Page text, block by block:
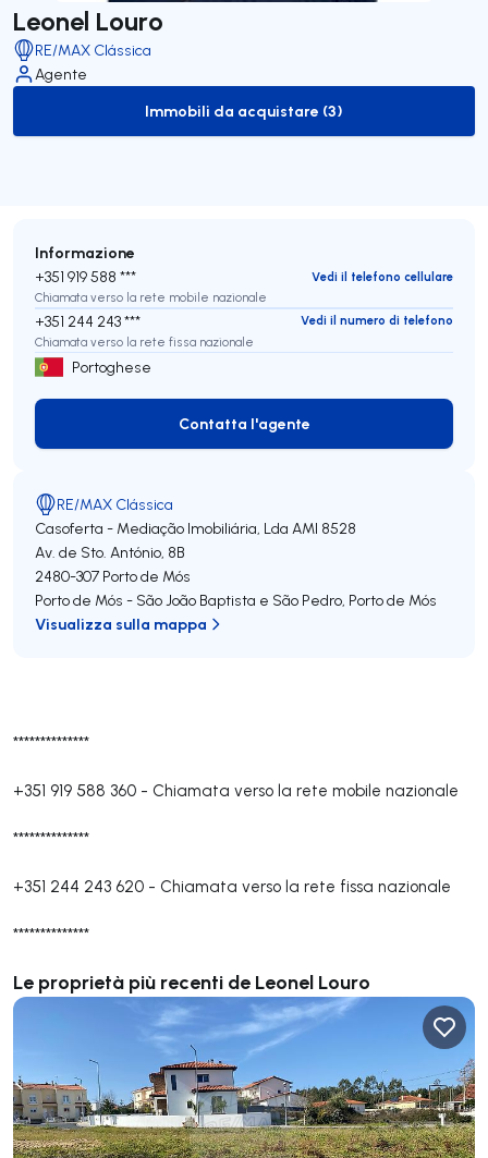
Leonel Louro
RE/MAX Clássica
Agente
to-buy-listing
Immobili da acquistare (3)
**************
+351 919 588 360 - Chiamata verso la rete mobile nazionale
**************
+351 244 243 620 - Chiamata verso la rete fissa nazionale
**************
Le proprietà più recenti de Leonel Louro
Informazione
+351 919 588 ***
Vedi il telefono cellulare
Chiamata verso la rete mobile nazionale
+351 244 243 ***
Vedi il numero di telefono
Chiamata verso la rete fissa nazionale
Portoghese
Contatta l'agente
Contatta l'agente
RE/MAX Clássica
Casoferta - Mediação Imobiliária, Lda AMI 8528
Av. de Sto. António, 8B
2480-307 Porto de Mós
Porto de Mós - São João Baptista e São Pedro, Porto de Mós
Visualizza sulla mappa